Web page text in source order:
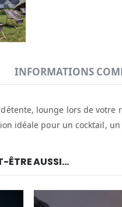
INFORMATIONS
lounge lors de
idéale pour un cocktail,
ÊTRE AUSSI…